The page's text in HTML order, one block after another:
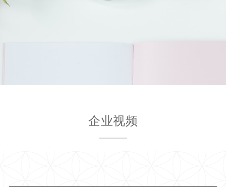
企业视频